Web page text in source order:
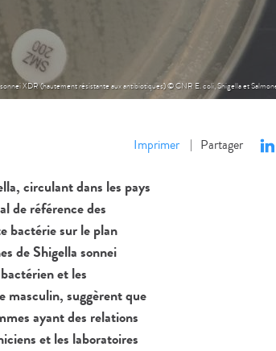
XDR (hautement résistante aux antibiotiques) © CNR E. coli, Shigella et
Imprimer | Partager
circulant dans les pays
de référence des
bactérie sur le plan
de Shigella sonnei
et les
masculin, suggèrent que
ayant des relations
et les laboratoires